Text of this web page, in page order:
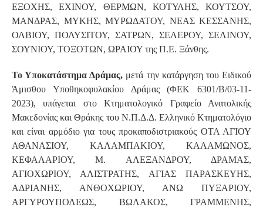
ΕΞΟΧΗΣ, ΕΧΙΝΟΥ, ΘΕΡΜΩΝ, ΚΟΤΥΛΗΣ, ΚΟΥΤΣΟΥ,
ΜΑΝΔΡΑΣ, ΜΥΚΗΣ, ΜΥΡΩΔΑΤΟΥ, ΝΕΑΣ ΚΕΣΣΑΝΗΣ,
ΟΛΒΙΟΥ, ΠΟΛΥΣΙΤΟΥ, ΣΑΤΡΩΝ, ΣΕΛΕΡΟΥ, ΣΕΛΙΝΟΥ,
ΣΟΥΝΙΟΥ, ΤΟΞΟΤΩΝ, ΩΡΑΙΟΥ της Π.Ε. Ξάνθης.
Το Υποκατάστημα Δράμας, μετά την κατάργηση του Ειδικού
Άμισθου Υποθηκοφυλακίου Δράμας (ΦΕΚ 6301/Β/03-11-
2023), υπάγεται στο Κτηματολογικό Γραφείο Ανατολικής
Μακεδονίας και Θράκης του Ν.Π.Δ.Δ. Ελληνικό Κτηματολόγιο
και είναι αρμόδιο για τους προκαποδιστριακούς ΟΤΑ ΑΓΙΟΥ
ΑΘΑΝΑΣΙΟΥ, ΚΑΛΑΜΠΑΚΙΟΥ, ΚΑΛΑΜΩΝΟΣ,
ΚΕΦΑΛΑΡΙΟΥ, Μ. ΑΛΕΞΑΝΔΡΟΥ, ΔΡΑΜΑΣ,
ΑΓΙΟΧΩΡΙΟΥ, ΑΛΙΣΤΡΑΤΗΣ, ΑΓΙΑΣ ΠΑΡΑΣΚΕΥΗΣ,
ΑΔΡΙΑΝΗΣ, ΑΝΘΟΧΩΡΙΟΥ, ΑΝΩ ΠΥΞΑΡΙΟΥ,
ΑΡΓΥΡΟΥΠΟΛΕΩΣ, ΒΩΛΑΚΟΣ, ΓΡΑΜΜΕΝΗΣ,